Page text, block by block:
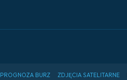
PROGNOZA BURZ ZDJĘCIA SATELITARNE